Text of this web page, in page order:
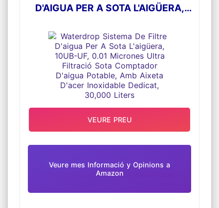
D'AIGUA PER A SOTA L'AIGÜERA,
FILTRACIÓ SOTA COMPTADOR
D'AIGUA POTABLE, AMB AIXETA
D'ACER INOXIDABLE DEDICAT,
30,000 LITERS
Veure mes Informació y Opinions a
Amazon
VEURE PREU